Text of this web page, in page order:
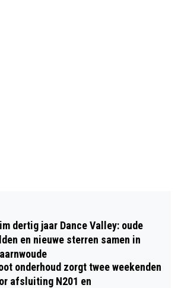
KANDIDATENLIJST
2026
VAN FIETS IN
POLITIE ZOEKT
dertig jaar Dance Valley: oude
en nieuwe sterren samen in
onderhoud zorgt twee weekenden
afsluiting N201 en